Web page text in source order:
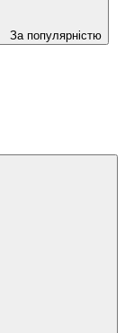
За популярністю